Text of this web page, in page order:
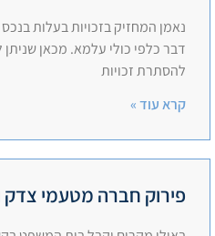
נאמן המחזיק בזכויות בעלות
דבר כלפי כולי עלמא. מכאן
להסתרת זכויות
קרא עוד »
פירוק חברה מטעמי צדק